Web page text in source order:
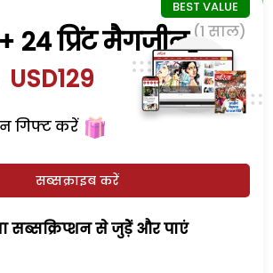
24 प्रिंट मैगजीन (1 साल)
USD129
गिफ्ट करें
सब्सक्राइब करें
सब्सक्रिप्शन से जुड़ेें और पाएं